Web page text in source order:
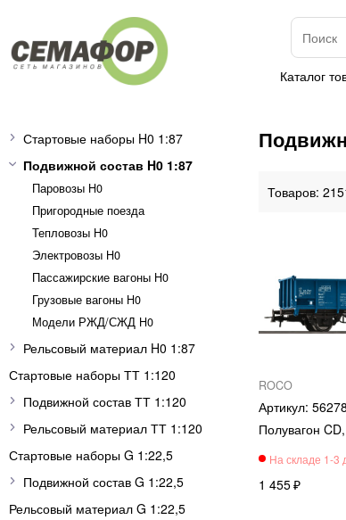
Каталог
Стартовые наборы H0 1:87
Подвижной состав H0 1:87
Паровозы H0
Пригородные поезда
Тепловозы H0
Электровозы H0
Пассажирские вагоны H0
Грузовые вагоны H0
Модели РЖД/СЖД H0
Рельсовый материал H0 1:87
Стартовые наборы ТТ 1:120
Подвижной состав ТТ 1:120
Рельсовый материал ТТ 1:120
Стартовые наборы G 1:22,5
Подвижной состав G 1:22,5
Рельсовый материал G 1:22,5
ROCO
56278
Полувагон
1 455